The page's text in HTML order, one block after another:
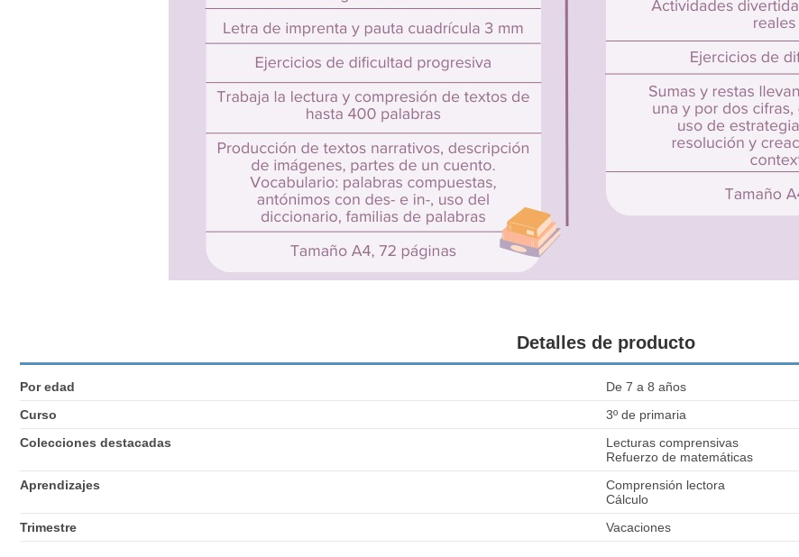
Detalles de producto
Por edad
De 7 a 8 años
Curso
3º de primaria
Colecciones destacadas
Lecturas comprensivas
Refuerzo de matemáticas
Aprendizajes
Comprensión lectora
Cálculo
Trimestre
Vacaciones